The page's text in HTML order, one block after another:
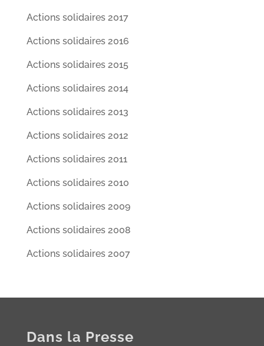
Actions solidaires 2017
Actions solidaires 2016
Actions solidaires 2015
Actions solidaires 2014
Actions solidaires 2013
Actions solidaires 2012
Actions solidaires 2011
Actions solidaires 2010
Actions solidaires 2009
Actions solidaires 2008
Actions solidaires 2007
Dans la Presse